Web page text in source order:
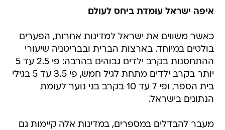
איפה ישראל עומדת ביחס לעולם
כאשר משווים את ישראל למדינות אחרות, הפערים
בולטים במיוחד. בארצות הברית ובבריטניה שיעורי
ההתחסנות בקרב ילדים גבוהים בהרבה: פי 2.5 עד 5
יותר בקרב ילדים מתחת לגיל חמש, פי 3.5 עד 5 בגילי
בית הספר, ופי 7 עד 10 בקרב בני נוער לעומת
הנתונים בישראל.
מעבר להבדלים במספרים, במדינות אלה קיימות גם